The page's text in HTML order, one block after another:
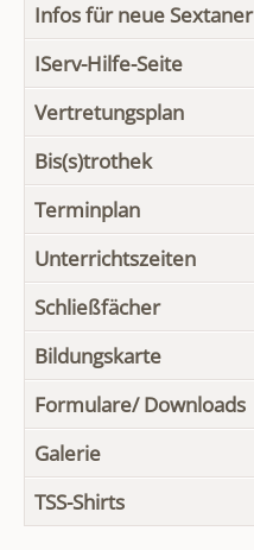
Infos für neue Sextaner
IServ-Hilfe-Seite
Vertretungsplan
Bis(s)trothek
Terminplan
Unterrichtszeiten
Schließfächer
Bildungskarte
Formulare/ Downloads
Galerie
TSS-Shirts